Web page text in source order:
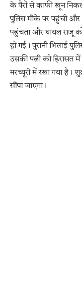
के पैरों से काफी खून
पुलिस मौके पर पहुंची
पहुंचता और घायल राजू
हो गई। पुरानी भिलाई
उसकी पत्नी को हिरासत
मरच्यूरी में रखा गया है।
सौंपा जाएगा।